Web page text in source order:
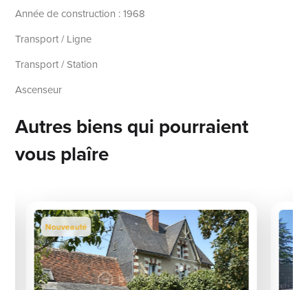
Année de construction : 1968
Transport / Ligne
Transport / Station
Ascenseur
Autres biens qui pourraient
vous plaîre
Nouveauté